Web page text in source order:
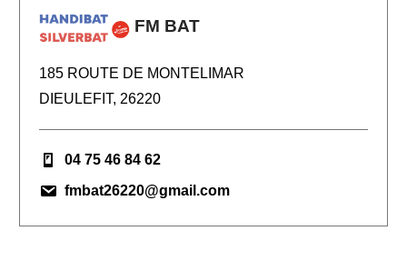
FM BAT
185 ROUTE DE MONTELIMAR
DIEULEFIT, 26220
04 75 46 84 62
fmbat26220@gmail.com